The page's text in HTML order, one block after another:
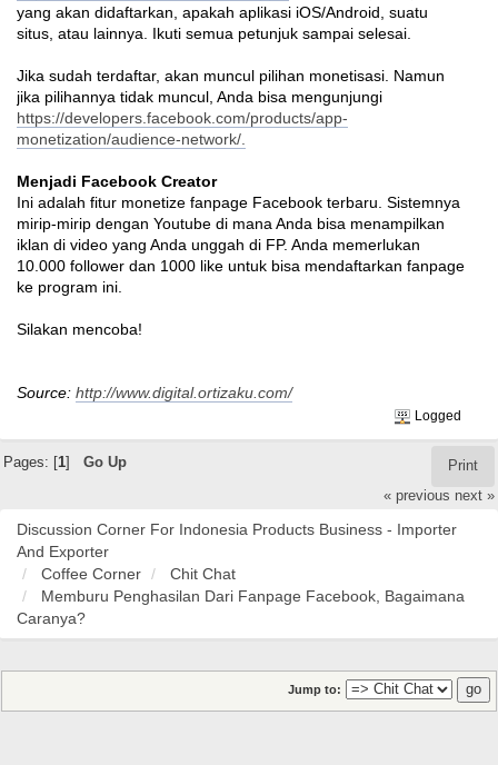
yang akan didaftarkan, apakah aplikasi iOS/Android, suatu
situs, atau lainnya. Ikuti semua petunjuk sampai selesai.
Jika sudah terdaftar, akan muncul pilihan monetisasi. Namun
jika pilihannya tidak muncul, Anda bisa mengunjungi
https://developers.facebook.com/products/app-
monetization/audience-network/.
Menjadi Facebook Creator
Ini adalah fitur monetize fanpage Facebook terbaru. Sistemnya
mirip-mirip dengan Youtube di mana Anda bisa menampilkan
iklan di video yang Anda unggah di FP. Anda memerlukan
10.000 follower dan 1000 like untuk bisa mendaftarkan fanpage
ke program ini.
Silakan mencoba!
Source: http://www.digital.ortizaku.com/
Logged
Print
Pages: [ 1] Go Up
« previous next »
Discussion Corner For Indonesia Products Business - Importer
And Exporter
Coffee Corner
Chit Chat
Memburu Penghasilan Dari Fanpage Facebook, Bagaimana
Caranya?
Jump to: